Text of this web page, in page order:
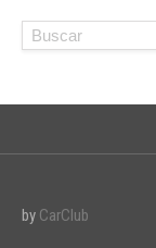
by CarClub